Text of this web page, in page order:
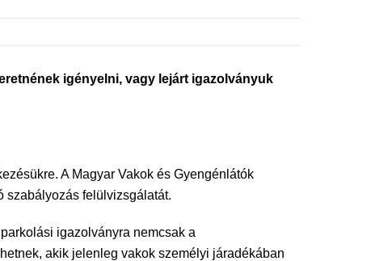
igényelni, vagy lejárt igazolványuk
A Magyar Vakok és Gyengénlátók
szabályozás felülvizsgálatát.
igazolványra nemcsak a
akik jelenleg vakok személyi járadékában